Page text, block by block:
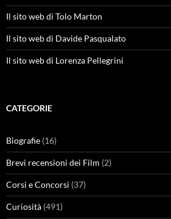
Il sito web di Tolo Marton
Il sito web di Davide Pasqualato
Il sito web di Lorenza Pellegrini
CATEGORIE
Biografie (16)
Brevi recensioni dei Film (2)
Corsi e Concorsi (37)
Curiosità (491)